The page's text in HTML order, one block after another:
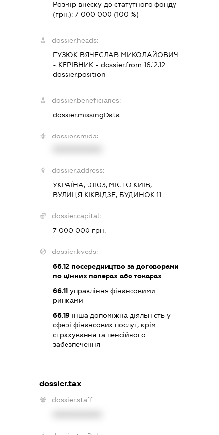
Розмір внеску до статутного фонду
(грн.):7 000 000 (100 %)
dossier.heads:
ГУЗЮК ВЯЧЕСЛАВ МИКОЛАЙОВИЧ
- КЕРІВНИК - dossier.from 16.12.12
dossier.position -
dossier.beneficiaries:
dossier.missingData
dossier.smida:
dossier.address:
УКРАЇНА, 01103, МІСТО КИЇВ,
ВУЛИЦЯ КІКВІДЗЕ, БУДИНОК 11
dossier.capital:
7 000 000 грн.
dossier.kveds:
66.12 посередництво за договорами
по цінних паперах або товарах
66.11 управління фінансовими
ринками
66.19 інша допоміжна діяльність у
сфері фінансових послуг, крім
страхування та пенсійного
забезпечення
dossier.tax
dossier.staff